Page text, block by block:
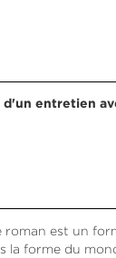
d'un entretien
est un
la forme du